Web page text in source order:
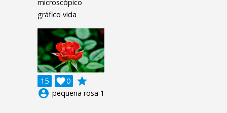
microscópico
gráfico vida
15 0

grade
account_circle pequeña rosa 1